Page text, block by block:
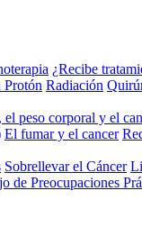
¿Recibe
Protón Radiación
peso corporal y el
El fumar y el cancer
Sobrellevar el Cáncer
de Preocupaciones